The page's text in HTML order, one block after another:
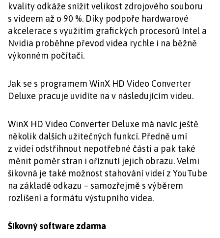
kvality odkáže snížit velikost zdrojového souboru
s videem až o 90 %. Díky podpoře hardwarové
akcelerace s využitím grafických procesorů Intel a
Nvidia proběhne převod videa rychle i na běžně
výkonném počítači.
Jak se s programem WinX HD Video Converter
Deluxe pracuje uvidíte na v následujícím videu.
WinX HD Video Converter Deluxe má navíc ještě
několik dalších užitečných funkcí. Předně umí
z videí odstřihnout nepotřebné části a pak také
měnit poměr stran i oříznutí jejich obrazu. Velmi
šikovná je také možnost stahování videí z YouTube
na základě odkazu – samozřejmě s výběrem
rozlišení a formátu výstupního videa.
Šikovný software zdarma